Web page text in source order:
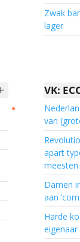
Zwak
lager
●
VK:
van
apart
meesten
Damen
aan
Harde
eigenaar